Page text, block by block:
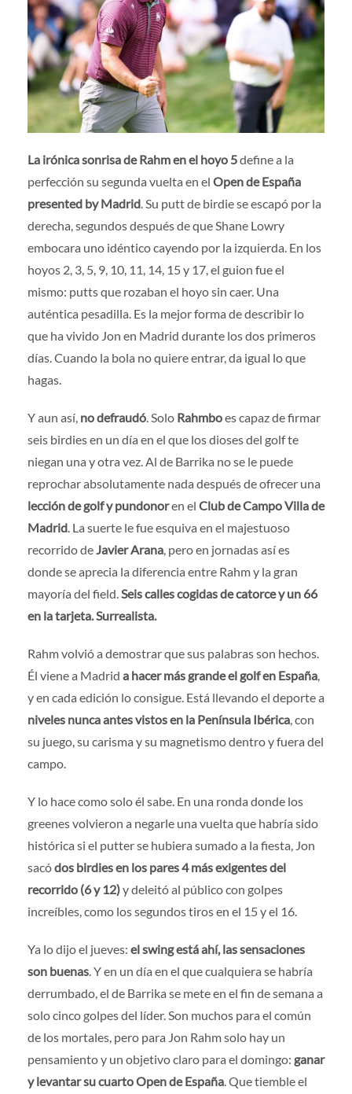
Prensa | Voluntarios | Colaboradores | Contacto
ES
La irónica sonrisa de Rahm en el hoyo 5define a la
perfección su segunda vuelta en el Open de España
presented by Madrid. Su putt de birdie se escapó por la
derecha, segundos después de que Shane Lowry
embocara uno idéntico cayendo por la izquierda. En los
hoyos 2, 3, 5, 9, 10, 11, 14, 15 y 17, el guion fue el
mismo: putts que rozaban el hoyo sin caer. Una
auténtica pesadilla. Es la mejor forma de describir lo
que ha vivido Jon en Madrid durante los dos primeros
días. Cuando la bola no quiere entrar, da igual lo que
hagas.
Y aun así, no defraudó. Solo Rahmboes capaz de firmar
seis birdies en un día en el que los dioses del golf te
niegan una y otra vez. Al de Barrika no se le puede
reprochar absolutamente nada después de ofrecer una
lección de golf y pundonoren el Club de Campo Villa de
Madrid. La suerte le fue esquiva en el majestuoso
recorrido deJavier Arana, pero en jornadas así es
donde se aprecia la diferencia entre Rahm y la gran
mayoría del field.Seis calles cogidas de catorce y un 66
en la tarjeta. Surrealista.
Rahm volvió a demostrar que sus palabras son hechos.
Él viene a Madrid a hacer más grande el golf en España,
y en cada edición lo consigue. Está llevando el deporte a
niveles nunca antes vistos en la Península Ibérica, con
su juego, su carisma y su magnetismo dentro y fuera del
campo.
Y lo hace como solo él sabe. En una ronda donde los
greenes volvieron a negarle una vuelta que habría sido
histórica si el putter se hubiera sumado a la fiesta, Jon
sacódos birdies en los pares 4 más exigentes del
recorrido (6 y 12)y deleitó al público con golpes
increíbles, como los segundos tiros en el 15 y el 16.
Ya lo dijo el jueves: el swing está ahí, las sensaciones
son buenas. Y en un día en el que cualquiera se habría
derrumbado, el de Barrika se mete en el fin de semana a
solo cinco golpes del líder. Son muchos para el común
de los mortales, pero para Jon Rahm solo hay un
pensamiento y un objetivo claro para el domingo: ganar
y levantar su cuarto Open de España. Que tiemble el